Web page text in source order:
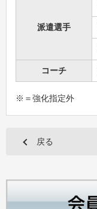
派遣選手
コーチ
※＝強化指定外
戻る